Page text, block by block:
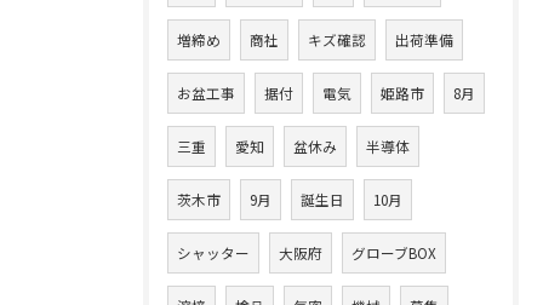
増締め 商社 キズ確認 出荷準備
お盆工事 据付 電気 姫路市 8月
三重 愛知 盆休み 半導体
茨木市 9月 誕生日 10月
シャッター 大阪府 グローブBOX